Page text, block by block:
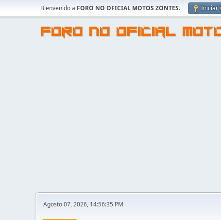
Bienvenido a FORO NO OFICIAL MOTOS ZONTES. Iniciar
FORO NO OFICIAL
Agosto 07, 2026, 14:56:35 PM